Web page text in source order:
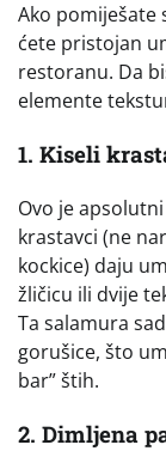
Ako pomiješate
ćete pristojan
restoranu. Da
elemente
1. Kiseli
Ovo je
krastavci (ne
kockice) daju
žličicu ili dvije
Ta salamura
gorušice, što
bar” štih.
2. Dimljena